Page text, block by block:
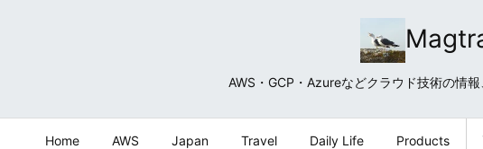
AWS・GCP・Azureなどクラウド技術の情
Home AWS Japan Travel Daily Life Products